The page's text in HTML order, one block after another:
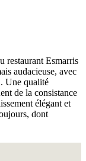
restaurant Esmarris
audacieuse, avec
Une qualité
de la consistance
élégant et
dont